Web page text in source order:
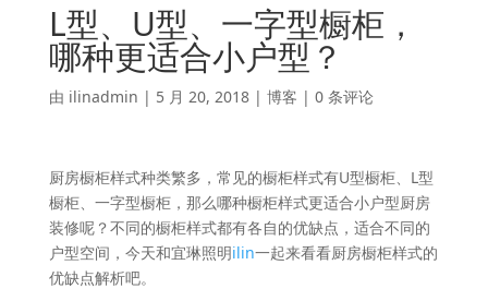
L型、U型、一字型橱柜，
哪种更适合小户型？
由 ilinadmin | 5 月 20, 2018| 博客 | 0 条评论
厨房橱柜样式种类繁多，常见的橱柜样式有U型橱柜、L型
橱柜、一字型橱柜，那么哪种橱柜样式更适合小户型厨房
装修呢？不同的橱柜样式都有各自的优缺点，适合不同的
户型空间，今天和宜琳照明ilin一起来看看厨房橱柜样式的
优缺点解析吧。